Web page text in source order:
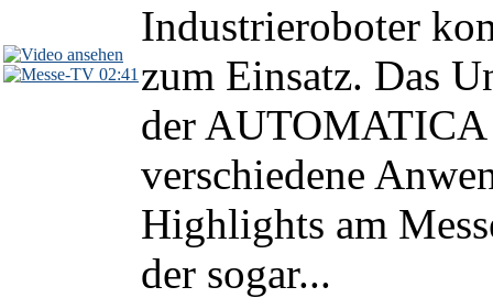
02:41
Industrieroboter
zum Einsatz. Das
der AUTOMATICA
verschiedene
Highlights am
der sogar...